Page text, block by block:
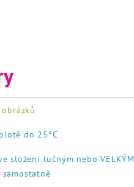
do 25°C
složení tučným nebo VELKÝM
samostatně